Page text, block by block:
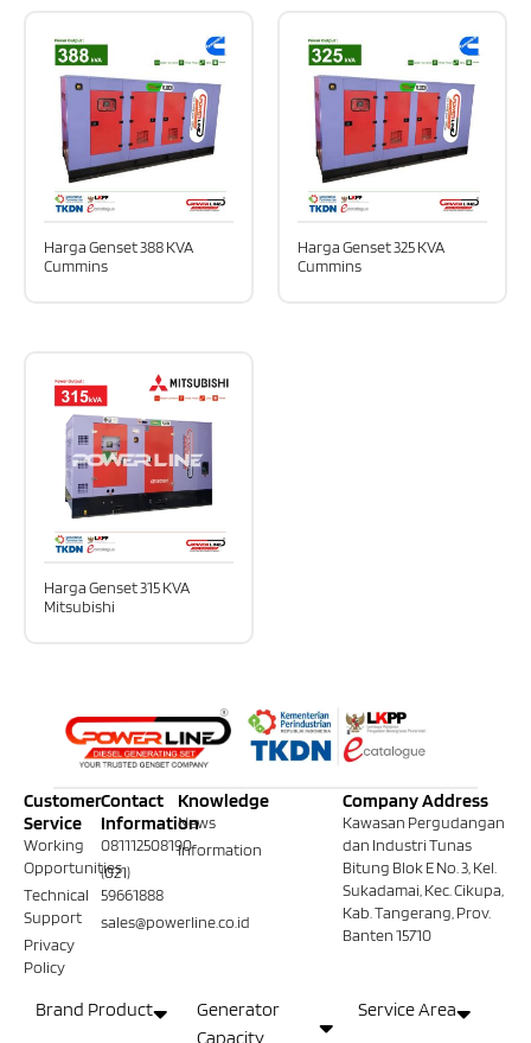
Harga Genset 388 KVA
Cummins
Harga Genset 325 KVA
Cummins
Harga Genset 315 KVA
Mitsubishi
Customer
Service
Working
Opportunities
Technical
Support
Privacy
Policy
Contact
Information
081112508190
(021)
59661888
sales@powerline.co.id
Knowledge
News
Information
Company Address
Kawasan Pergudangan
dan Industri Tunas
Bitung Blok E No. 3, Kel.
Sukadamai, Kec. Cikupa,
Kab. Tangerang, Prov.
Banten 15710
Brand Product
Generator
Capacity
Service Area